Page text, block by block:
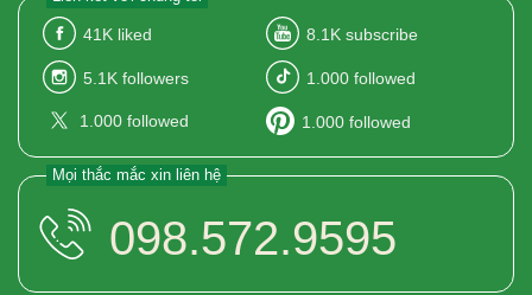
41K liked 8.1K subscribe
5.1K followers 1.000 followed
1.000 followed 1.000 followed
Mọi thắc mắc xin liên hệ
098.572.9595